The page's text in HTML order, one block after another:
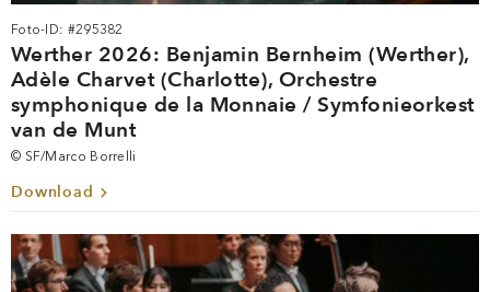
Foto-ID: #295382
Werther 2026: Benjamin Bernheim (Werther),
Adèle Charvet (Charlotte), Orchestre
symphonique de la Monnaie / Symfonieorkest
van de Munt
© SF/Marco Borrelli
Download